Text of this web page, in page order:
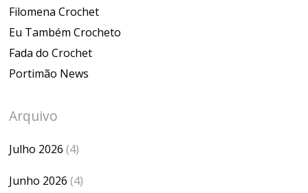
Filomena Crochet
Eu Também Crocheto
Fada do Crochet
Portimão News
Arquivo
Julho 2026 (4)
Junho 2026 (4)